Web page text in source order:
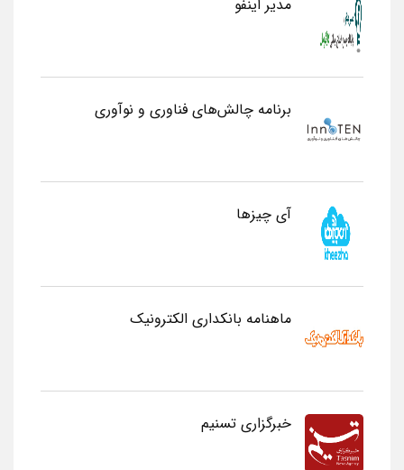
مدیر اینفو
برنامه چالش‌های فناوری و نوآوری
آی چیزها
ماهنامه بانکداری الکترونیک
خبرگزاری تسنیم